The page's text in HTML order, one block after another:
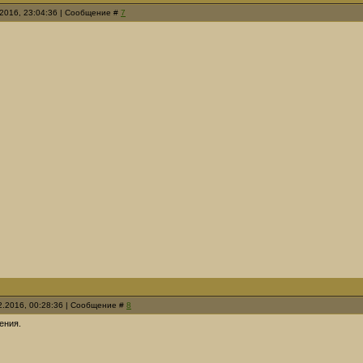
23:04:36 | Сообщение # 7
00:28:36 | Сообщение # 8